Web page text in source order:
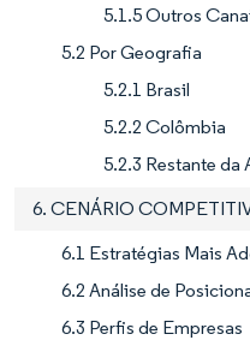
5.1.5 Outros
5.2 Por Geografia
5.2.1 Brasil
5.2.2 Colômbia
5.2.3 Restante da
6. CENÁRIO
6.1 Estratégias Mais
6.2 Análise de
6.3 Perfis de Empresas